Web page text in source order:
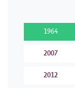
1964
2007
2012